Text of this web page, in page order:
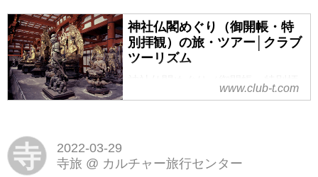
トや歴史・文化の知られざる聖地
めぐりなど、ひと味違った旅をご
案内します。『地球の歩き方×クラ
新しい旅を見つけてみませんか？
神社仏閣めぐり（御開帳・特
別拝観）の旅・ツアー│クラブ
ツーリズム
せんか？普段は拝観できない秘仏
www.club-t.com
寺
2022-03-29
寺旅 @ カルチャー旅行センター